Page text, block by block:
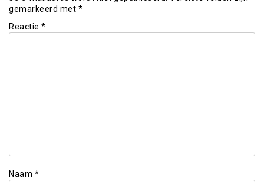
gemarkeerd met *
Reactie *
Naam *